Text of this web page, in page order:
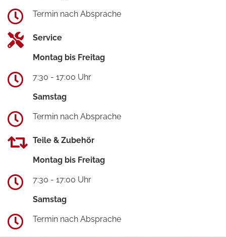
Termin nach Absprache
Service
Montag bis Freitag
7:30 - 17:00 Uhr
Samstag
Termin nach Absprache
Teile & Zubehör
Montag bis Freitag
7:30 - 17:00 Uhr
Samstag
Termin nach Absprache